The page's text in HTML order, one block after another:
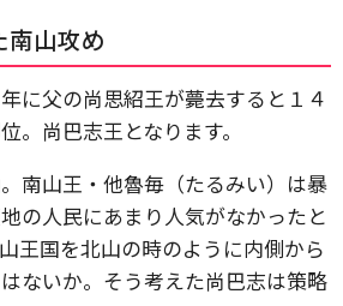
南山攻め
に父の尚思紹王が薨去すると１４
。尚巴志王となります。
南山王・他魯毎（たるみい）は暴
の人民にあまり人気がなかったと
王国を北山の時のように内側から
ないか。そう考えた尚巴志は策略